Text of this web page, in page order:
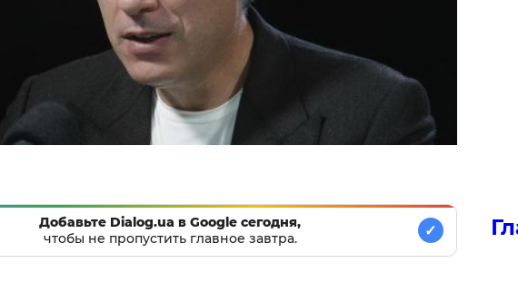
Добавьте Dialog.ua в Google сегодня,
чтобы не пропустить главное завтра.
✓